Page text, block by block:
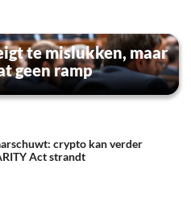
te mislukken, maar
geen ramp
crypto kan verder
Act strandt